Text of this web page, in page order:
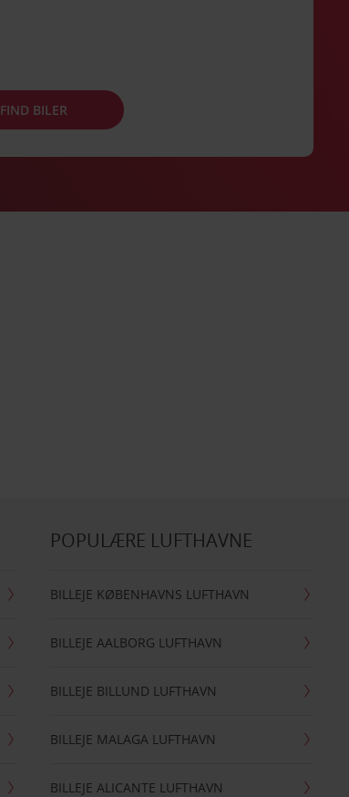
FIND BILER
POPULÆRE LUFTHAVNE
BILLEJE KØBENHAVNS LUFTHAVN
BILLEJE AALBORG LUFTHAVN
BILLEJE BILLUND LUFTHAVN
BILLEJE MALAGA LUFTHAVN
BILLEJE ALICANTE LUFTHAVN